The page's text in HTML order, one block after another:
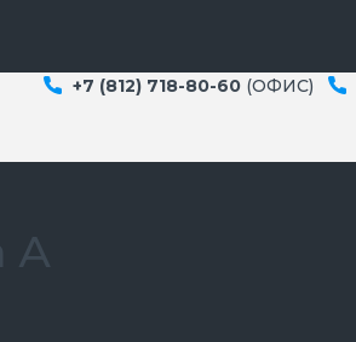
+7 (812) 718-80-60(ОФИС)
А